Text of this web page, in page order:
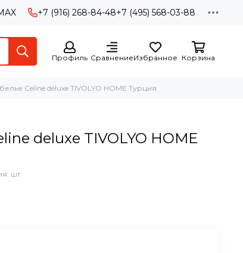
+7 (916) 268-84-48+7 (495) 568-03-88
Профиль СравнениеИзбранное Корзина
Celine deluxe TIVOLYO HOME Турция
deluxe TIVOLYO HOME
шт